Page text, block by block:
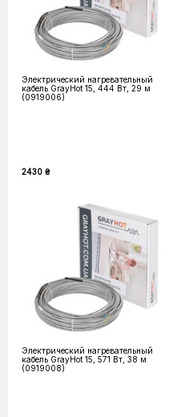
Электрический нагревательный
кабель GrayHot 15, 444 Вт, 29 м
(0919006)
2430 ₴
Электрический нагревательный
кабель GrayHot 15, 571 Вт, 38 м
(0919008)